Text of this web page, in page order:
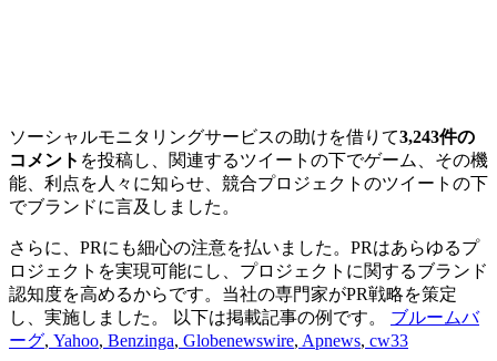
ソーシャルモニタリングサービスの助けを借りて3,243件の
コメント を投稿し、関連するツイートの下でゲーム、その機
能、利点を人々に知らせ、競合プロジェクトのツイートの下
でブランドに言及しました。
さらに、PRにも細心の注意を払いました。PRはあらゆるプ
ロジェクトを実現可能にし、プロジェクトに関するブランド
認知度を高めるからです。当社の専門家がPR戦略を策定
し、実施しました。 以下は掲載記事の例です。 ブルームバ
ーグ, Yahoo, Benzinga, Globenewswire, Apnews, cw33